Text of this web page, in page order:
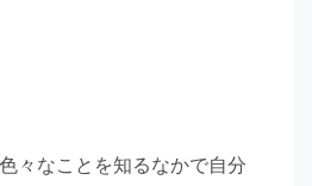
々なことを知るなかで自分